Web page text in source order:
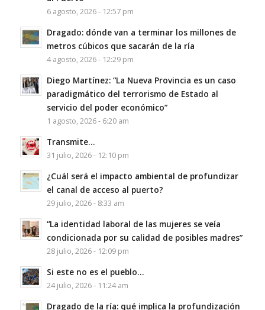
6 agosto, 2026 - 12:57 pm
Dragado: dónde van a terminar los millones de
metros cúbicos que sacarán de la ría
4 agosto, 2026 - 12:29 pm
Diego Martínez: “La Nueva Provincia es un caso
paradigmático del terrorismo de Estado al
servicio del poder económico”
1 agosto, 2026 - 6:20 am
Transmite…
31 julio, 2026 - 12:10 pm
¿Cuál será el impacto ambiental de profundizar
el canal de acceso al puerto?
29 julio, 2026 - 8:33 am
“La identidad laboral de las mujeres se veía
condicionada por su calidad de posibles madres”
28 julio, 2026 - 12:09 pm
Si este no es el pueblo…
24 julio, 2026 - 11:24 am
Dragado de la ría: qué implica la profundización